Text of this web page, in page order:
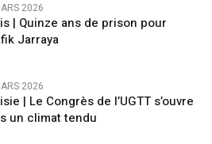
2026
| Quinze ans de prison pour
Jarraya
2026
| Le Congrès de l’UGTT s’ouvre
un climat tendu